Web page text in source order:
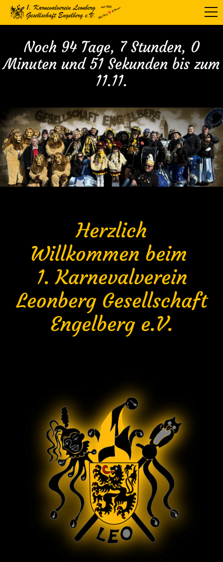
Noch 94 Tage, 7 Stunden, 0
Minuten und 50 Sekunden bis zum
11.11.
Herzlich
Willkommen beim
1. Karnevalverein
Leonberg Gesellschaft
Engelberg e.V.